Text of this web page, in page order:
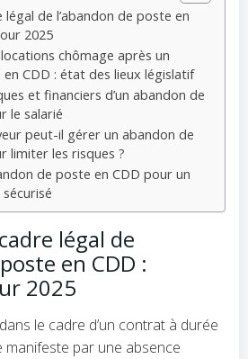
de l’abandon de poste en
2025
chômage après un
CDD : état des lieux législatif
et financiers d’un abandon de
le salarié
peut-il gérer un abandon de
limiter les risques ?
de poste en CDD pour un
légal de
en CDD :
2025
le cadre d’un contrat à durée
manifeste par une absence